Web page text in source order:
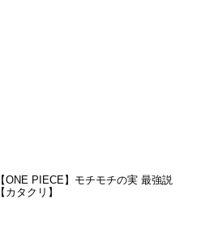
【ONE PIECE】モチモチの実 最強説
【カタクリ】